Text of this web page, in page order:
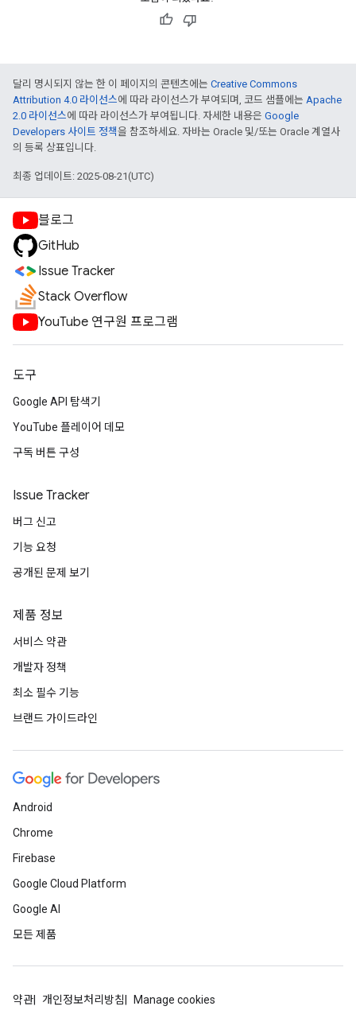
달리 명시되지 않는 한 이 페이지의 콘텐츠에는 Creative Commons
Attribution 4.0 라이선스에 따라 라이선스가 부여되며, 코드 샘플에는 Apache
2.0 라이선스에 따라 라이선스가 부여됩니다. 자세한 내용은 Google
Developers 사이트 정책을 참조하세요. 자바는 Oracle 및/또는 Oracle 계열사
의 등록 상표입니다.
최종 업데이트: 2025-08-21(UTC)
블로그
GitHub
Issue Tracker
Stack Overflow
YouTube 연구원 프로그램
도구
Google API 탐색기
YouTube 플레이어 데모
구독 버튼 구성
Issue Tracker
버그 신고
기능 요청
공개된 문제 보기
제품 정보
서비스 약관
개발자 정책
최소 필수 기능
브랜드 가이드라인
Android
Chrome
Firebase
Google Cloud Platform
Google AI
모든 제품
약관 개인정보처리방침 Manage cookies